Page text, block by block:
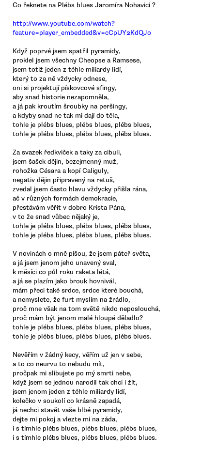
Co řeknete na Plébs blues Jaromíra Nohavici ?
http://www.youtube.com/watch?
feature=player_embedded&v=cCpUY2KdQJo
Když poprvé jsem spatřil pyramidy,
proklel jsem všechny Cheopse a Ramsese,
jsem totiž jeden z téhle miliardy lidí,
který to za ně vždycky odnese,
oni si projektují pískovcové sfingy,
aby snad historie nezapomněla,
a já pak kroutím šroubky na peršingy,
a kdyby snad ne tak mi dají do těla,
tohle je plébs blues, plébs blues, plébs blues,
tohle je plébs blues, plébs blues, plébs blues.
Za svazek ředkviček a taky za cibuli,
jsem šašek dějin, bezejmenný muž,
rohožka Césara a kopí Caliguly,
negativ dějin připravený na retuš,
zvedal jsem často hlavu vždycky přišla rána,
ač v různých formách demokracie,
přestávám věřit v dobro Krista Pána,
v to že snad vůbec nějaký je,
tohle je plébs blues, plébs blues, plébs blues,
tohle je plébs blues, plébs blues, plébs blues.
V novinách o mně píšou, že jsem páteř světa,
a já jsem jenom jeho unavený sval,
k měsíci co půl roku raketa létá,
a já se plazím jako brouk hovnivál,
mám přeci také srdce, srdce které bouchá,
a nemyslete, že furt myslím na žrádlo,
proč mne však na tom světě nikdo neposlouchá,
proč mám být jenom malé hloupé děladlo?
tohle je plébs blues, plébs blues, plébs blues,
tohle je plébs blues, plébs blues, plébs blues.
Nevěřím v žádný kecy, věřím už jen v sebe,
a to co neurvu to nebudu mít,
pročpak mi slibujete po mý smrti nebe,
když jsem se jednou narodil tak chci i žít,
jsem jenom jeden z téhle miliardy lidí,
kolečko v soukolí co krásně zapadá,
já nechci stavět vaše blbé pyramidy,
dejte mi pokoj a vlezte mi na záda,
i s tímhle plébs blues, plébs blues, plébs blues,
i s tímhle plébs blues, plébs blues, plébs blues.